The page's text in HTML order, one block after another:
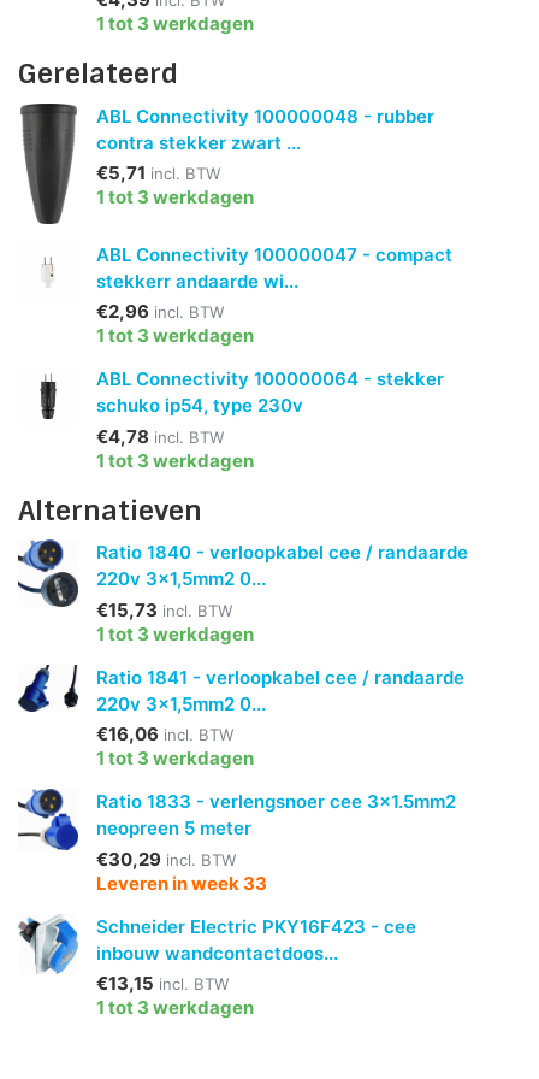
1 tot 3 werkdagen
Gerelateerd
ABL Connectivity 100000048 - rubber
contra stekker zwart ...
€5,71 incl. BTW
1 tot 3 werkdagen
ABL Connectivity 100000047 - compact
stekkerr andaarde wi...
€2,96 incl. BTW
1 tot 3 werkdagen
ABL Connectivity 100000064 - stekker
schuko ip54, type 230v
€4,78 incl. BTW
1 tot 3 werkdagen
Alternatieven
Ratio 1840 - verloopkabel cee / randaarde
220v 3x1,5mm2 0...
€15,73 incl. BTW
1 tot 3 werkdagen
Ratio 1841 - verloopkabel cee / randaarde
220v 3x1,5mm2 0...
€16,06 incl. BTW
1 tot 3 werkdagen
Ratio 1833 - verlengsnoer cee 3x1.5mm2
neopreen 5 meter
€30,29 incl. BTW
Leveren in week 33
Schneider Electric PKY16F423 - cee
inbouw wandcontactdoos...
€13,15 incl. BTW
1 tot 3 werkdagen